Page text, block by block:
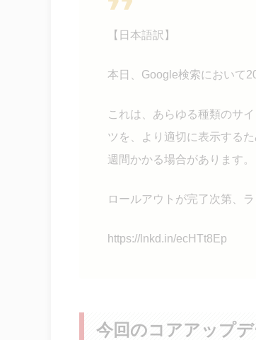
【日本語訳】
本日、Google検索において
これは、あらゆる種類のサ
ツを、より適切に表示する
週間かかる場合があります。
ロールアウトが完了次第、
https://lnkd.in/ecHTt8Ep
今回のコアアップ